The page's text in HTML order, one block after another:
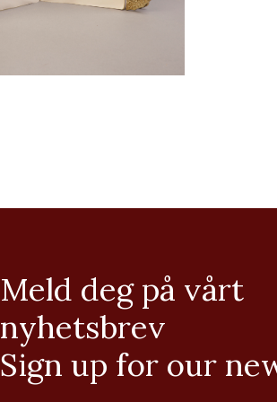
Meld deg på vårt
nyhetsbrev
Sign up for our